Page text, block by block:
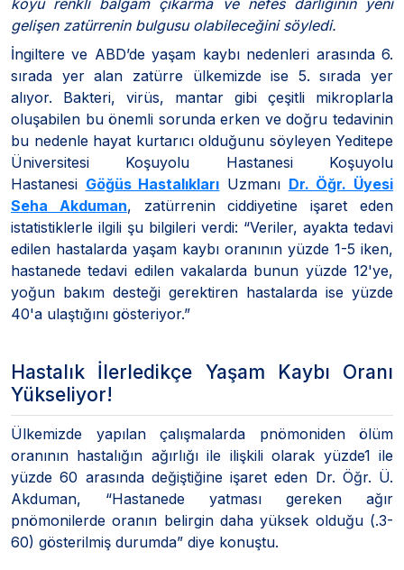
gelişen zatürrenin bulgusu olabileceğini söyledi.
İngiltere ve ABD’de yaşam kaybı nedenleri arasında 6.
sırada yer alan zatürre ülkemizde ise 5. sırada yer
alıyor. Bakteri, virüs, mantar gibi çeşitli mikroplarla
oluşabilen bu önemli sorunda erken ve doğru tedavinin
bu nedenle hayat kurtarıcı olduğunu söyleyen Yeditepe
Üniversitesi Koşuyolu Hastanesi Koşuyolu
Hastanesi Göğüs Hastalıkları Uzmanı Dr. Öğr. Üyesi
Seha Akduman, zatürrenin ciddiyetine işaret eden
istatistiklerle ilgili şu bilgileri verdi: “Veriler, ayakta tedavi
edilen hastalarda yaşam kaybı oranının yüzde 1-5 iken,
hastanede tedavi edilen vakalarda bunun yüzde 12'ye,
yoğun bakım desteği gerektiren hastalarda ise yüzde
40'a ulaştığını gösteriyor.”
Hastalık İlerledikçe Yaşam Kaybı Oranı
Yükseliyor!
Ülkemizde yapılan çalışmalarda pnömoniden ölüm
oranının hastalığın ağırlığı ile ilişkili olarak yüzde1 ile
yüzde 60 arasında değiştiğine işaret eden Dr. Öğr. Ü.
Akduman, “Hastanede yatması gereken ağır
pnömonilerde oranın belirgin daha yüksek olduğu (.3-
60) gösterilmiş durumda” diye konuştu.